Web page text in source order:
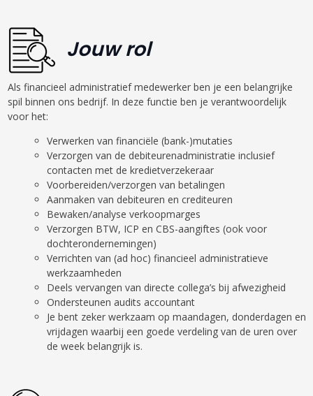
Jouw rol
Als financieel administratief medewerker ben je een belangrijke
spil binnen ons bedrijf. In deze functie ben je verantwoordelijk
voor het:
Verwerken van financiële (bank-)mutaties
Verzorgen van de debiteurenadministratie inclusief
contacten met de kredietverzekeraar
Voorbereiden/verzorgen van betalingen
Aanmaken van debiteuren en crediteuren
Bewaken/analyse verkoopmarges
Verzorgen BTW, ICP en CBS-aangiftes (ook voor
dochterondernemingen)
Verrichten van (ad hoc) financieel administratieve
werkzaamheden
Deels vervangen van directe collega’s bij afwezigheid
Ondersteunen audits accountant
Je bent zeker werkzaam op maandagen, donderdagen en
vrijdagen waarbij een goede verdeling van de uren over
de week belangrijk is.